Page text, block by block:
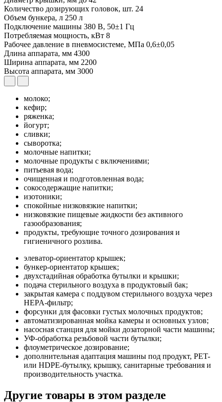
Количество дозирующих головок, шт. 24
Объем бункера, л 250 л
Подключение машины 380 В, 50±1 Гц
Потребляемая мощность, кВт 8
Рабочее давление в пневмосистеме, МПа 0,6±0,05
Длина аппарата, мм 4300
Ширина аппарата, мм 2200
Высота аппарата, мм 3000
молоко;
кефир;
ряженка;
йогурт;
сливки;
сыворотка;
молочные напитки;
молочные продукты с включениями;
питьевая вода;
очищенная и подготовленная вода;
сокосодержащие напитки;
изотоники;
спокойные низковязкие напитки;
низковязкие пищевые жидкости без активного
газообразования;
продукты, требующие точного дозирования и
гигиеничного розлива.
элеватор-ориентатор крышек;
бункер-ориентатор крышек;
двухстадийная обработка бутылки и крышки;
подача стерильного воздуха в продуктовый бак;
закрытая камера с поддувом стерильного воздуха через
HEPA-фильтр;
форсунки для фасовки густых молочных продуктов;
автоматизированная мойка камеры и основных узлов;
насосная станция для мойки дозаторной части машины;
УФ-обработка резьбовой части бутылки;
флоуметрическое дозирование;
дополнительная адаптация машины под продукт, PET-
или HDPE-бутылку, крышку, санитарные требования и
производительность участка.
Другие товары в этом разделе